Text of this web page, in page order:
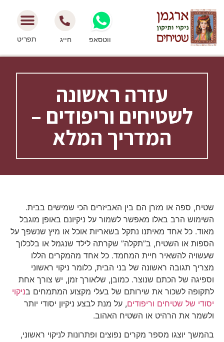
ווטסאפ חייג תפריט
עזרה ראשונה
לשטיחים וריפודים –
המדריך המלא
שטיח, ספה או מזרן הם בין האביזרים הכי שמישים בבית.
השימוש הרב באלו מאפשר לשמור על ניקיונם באופן מוגבל
מאוד. כל אחד מאיתנו נתקל בשאריות אוכל או מיץ שנשפך על
הספות או השטיח, ב”תקלה” שקרתה לילד שנגמל או בלכלוך
שעשויה להשאיר חיית המחמד. כל אחד מהמקרים הללו
מצריך תגובה ראשונה של בני הבית, כלומר ניקוי ראשוני
וספיגה של הכתם שנוצר. כמובן, שלאורך זמן, יש צורך אחת
לתקופה לשכור את שירותם של בעלי מקצוע המתמחים בניקוי
יסודי של שטיחים וריפודים, על מנת לבצע ניקיון יסודי יותר
ולשמר את הרהיט או השטיח האהוב.
בהמשך יוצגו מספר מקרים נפוצים ופתרונות לניקוי ראשוני,